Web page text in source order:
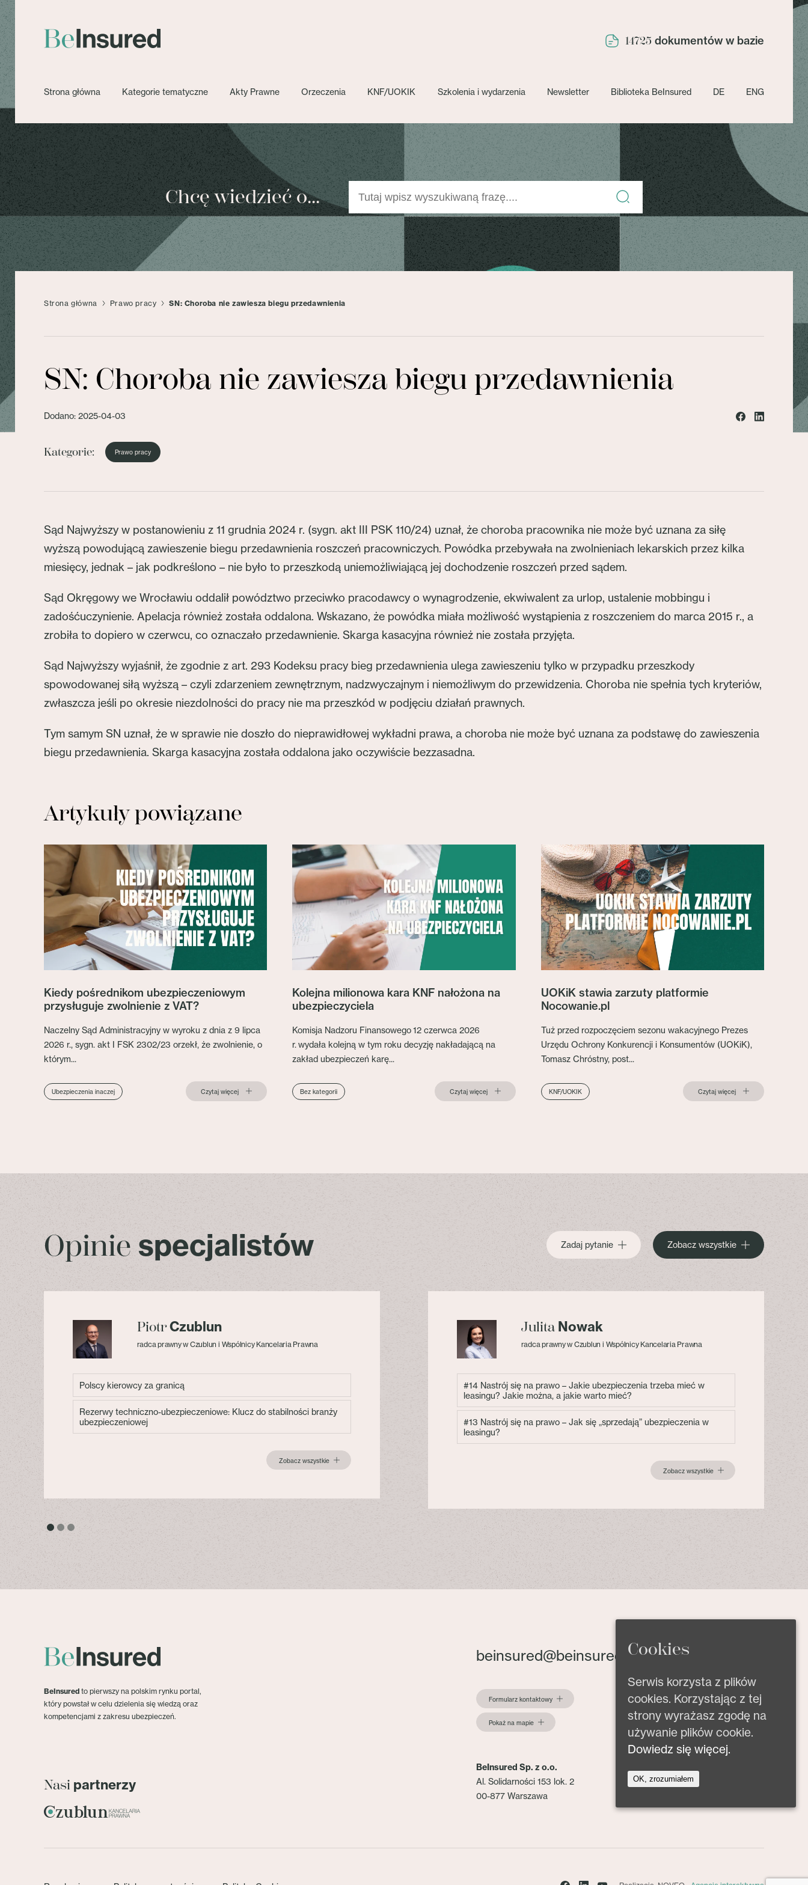
14725 dokumentów w bazie
Strona główna Kategorie tematyczne Akty Prawne Orzeczenia KNF/UOKIK Szkolenia i wydarzenia Newsletter Biblioteka BeInsured DE ENG
Chcę wiedzieć o...
Strona główna Prawo pracy SN: Choroba nie zawiesza biegu przedawnienia
SN: Choroba nie zawiesza biegu przedawnienia
Dodano: 2025-04-03
Kategorie: Prawo pracy
Sąd Najwyższy w postanowieniu z 11 grudnia 2024 r. (sygn. akt III PSK 110/24) uznał, że choroba pracownika nie może być uznana za siłę
wyższą powodującą zawieszenie biegu przedawnienia roszczeń pracowniczych. Powódka przebywała na zwolnieniach lekarskich przez kilka
miesięcy, jednak – jak podkreślono – nie było to przeszkodą uniemożliwiającą jej dochodzenie roszczeń przed sądem.
Sąd Okręgowy we Wrocławiu oddalił powództwo przeciwko pracodawcy o wynagrodzenie, ekwiwalent za urlop, ustalenie mobbingu i
zadośćuczynienie. Apelacja również została oddalona. Wskazano, że powódka miała możliwość wystąpienia z roszczeniem do marca 2015 r., a
zrobiła to dopiero w czerwcu, co oznaczało przedawnienie. Skarga kasacyjna również nie została przyjęta.
Sąd Najwyższy wyjaśnił, że zgodnie z art. 293 Kodeksu pracy bieg przedawnienia ulega zawieszeniu tylko w przypadku przeszkody
spowodowanej siłą wyższą – czyli zdarzeniem zewnętrznym, nadzwyczajnym i niemożliwym do przewidzenia. Choroba nie spełnia tych kryteriów,
zwłaszcza jeśli po okresie niezdolności do pracy nie ma przeszkód w podjęciu działań prawnych.
Tym samym SN uznał, że w sprawie nie doszło do nieprawidłowej wykładni prawa, a choroba nie może być uznana za podstawę do zawieszenia
biegu przedawnienia. Skarga kasacyjna została oddalona jako oczywiście bezzasadna.
Artykuły powiązane
Kiedy pośrednikom ubezpieczeniowym
przysługuje zwolnienie z VAT?
Naczelny Sąd Administracyjny w wyroku z dnia z 9 lipca
2026 r., sygn. akt I FSK 2302/23 orzekł, że zwolnienie, o
którym...
Ubezpieczenia inaczej Czytaj więcej
Kolejna milionowa kara KNF nałożona na
ubezpieczyciela
Komisja Nadzoru Finansowego 12 czerwca 2026
r. wydała kolejną w tym roku decyzję nakładającą na
zakład ubezpieczeń karę...
Bez kategorii Czytaj więcej
UOKiK stawia zarzuty platformie
Nocowanie.pl
Tuż przed rozpoczęciem sezonu wakacyjnego Prezes
Urzędu Ochrony Konkurencji i Konsumentów (UOKiK),
Tomasz Chróstny, post...
KNF/UOKIK Czytaj więcej
Opinie specjalistów Zadaj pytanie Zobacz wszystkie
PiotrCzublun
radca prawny w Czublun i Wspólnicy Kancelaria Prawna
Polscy kierowcy za granicą
Rezerwy techniczno-ubezpieczeniowe: Klucz do stabilności branży
ubezpieczeniowej
Zobacz wszystkie
Julita Nowak
radca prawny w Czublun i Wspólnicy Kancelaria Prawna
#14 Nastrój się na prawo – Jakie ubezpieczenia trzeba mieć w
leasingu? Jakie można, a jakie warto mieć?
#13 Nastrój się na prawo – Jak się „sprzedają” ubezpieczenia w
leasingu?
Zobacz wszystkie
BeInsured to pierwszy na polskim rynku portal,
który powstał w celu dzielenia się wiedzą oraz
kompetencjami z zakresu ubezpieczeń.
Nasi partnerzy
beinsured@beinsured.pl
Formularz kontaktowy
Pokaż na mapie
BeInsured Sp. z o.o.
Al. Solidarności 153 lok. 2
00-877 Warszawa
Cookies
Serwis korzysta z plików
cookies. Korzystając z tej
strony wyrażasz zgodę na
używanie plików cookie.
Dowiedz się więcej.
OK, zrozumiałem